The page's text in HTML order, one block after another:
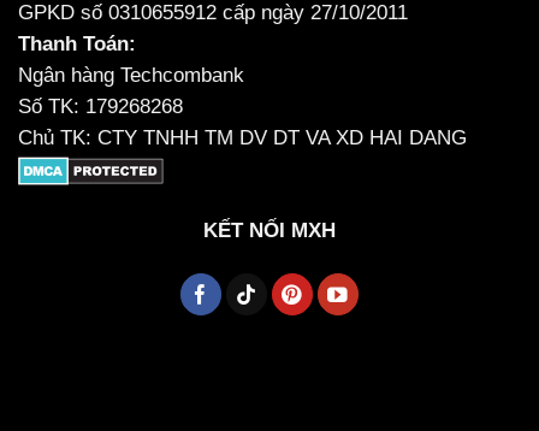
GPKD số 0310655912 cấp ngày 27/10/2011
Thanh Toán:
Ngân hàng Techcombank
Số TK: 179268268
Chủ TK: CTY TNHH TM DV DT VA XD HAI DANG
KẾT NỐI MXH